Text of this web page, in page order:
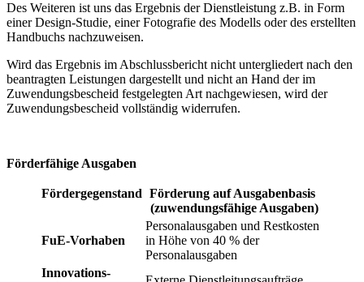
Des Weiteren ist uns das Ergebnis der Dienstleistung z.B. in Form
einer Design-Studie, einer Fotografie des Modells oder des erstellten
Handbuchs nachzuweisen.
Wird das Ergebnis im Abschlussbericht nicht untergliedert nach den
beantragten Leistungen dargestellt und nicht an Hand der im
Zuwendungsbescheid festgelegten Art nachgewiesen, wird der
Zuwendungsbescheid vollständig widerrufen.
Förderfähige Ausgaben
Fördergegenstand Förderung auf Ausgabenbasis
(zuwendungsfähige Ausgaben)
FuE-Vorhaben
Personalausgaben und Restkosten
in Höhe von 40 % der
Personalausgaben
Innovations-